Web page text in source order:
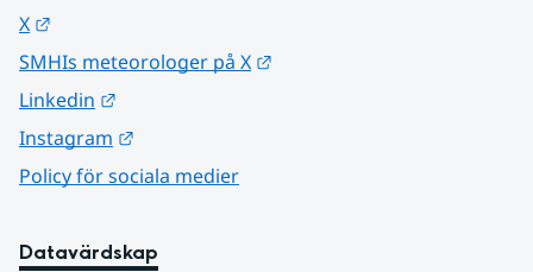
X
SMHIs meteorologer på X
Linkedin
Instagram
Policy för sociala medier
Datavärdskap